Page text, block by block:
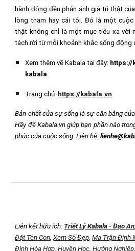
hành động đều phản ánh giá trị thật
lòng tham hay cái tôi. Đó là một
thật không chỉ là một mục tiêu xa vời
tách rời từ mỗi khoảnh khắc sống động
Xem thêm về Kabala tại đây:
kabala
Trang chủ: https://kabala.vn
Bản chất của sự sống là sự cân bằng
Hãy để Kabala.vn giúp bạn phần nào
phúc của cuộc sống. Liên hệ:
Liên kết hữu ích: Triết Lý Kabala - Đạo An
Đặt Tên Con,Xem Số Đẹp,Ma Trận Định
Đình Hòa Hợp,Huyền Học,Hướng Nghiệp,